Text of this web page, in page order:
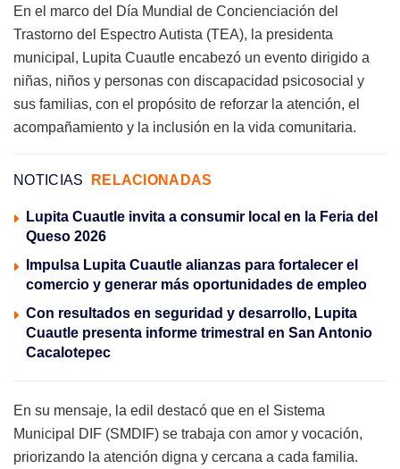
En el marco del Día Mundial de Concienciación del
Trastorno del Espectro Autista (TEA), la presidenta
municipal, Lupita Cuautle encabezó un evento dirigido a
niñas, niños y personas con discapacidad psicosocial y
sus familias, con el propósito de reforzar la atención, el
acompañamiento y la inclusión en la vida comunitaria.
NOTICIAS RELACIONADAS
Lupita Cuautle invita a consumir local en la Feria del
Queso 2026
Impulsa Lupita Cuautle alianzas para fortalecer el
comercio y generar más oportunidades de empleo
Con resultados en seguridad y desarrollo, Lupita
Cuautle presenta informe trimestral en San Antonio
Cacalotepec
En su mensaje, la edil destacó que en el Sistema
Municipal DIF (SMDIF) se trabaja con amor y vocación,
priorizando la atención digna y cercana a cada familia.